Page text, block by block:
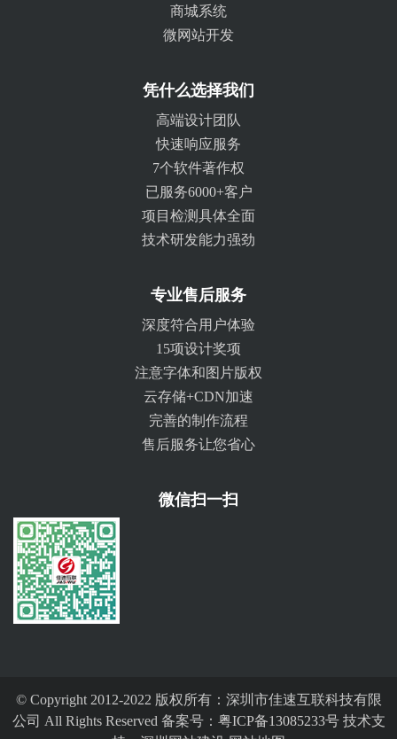
商城系统
微网站开发
凭什么选择我们
高端设计团队
快速响应服务
7个软件著作权
已服务6000+客户
项目检测具体全面
技术研发能力强劲
专业售后服务
深度符合用户体验
15项设计奖项
注意字体和图片版权
云存储+CDN加速
完善的制作流程
售后服务让您省心
微信扫一扫
© Copyright 2012-2022 版权所有：深圳市佳速互联科技有限
公司 All Rights Reserved 备案号： 粤ICP备13085233号技术支